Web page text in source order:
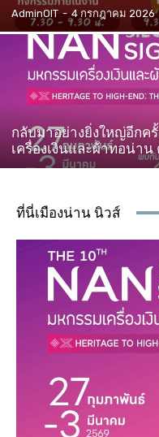
AdminOIT - 4 กรกฎาคม 2026
กลับมาอย่างยิ่งใหญ่อีกค
เครื่องเงินและผ้าทอน่าน
ที่นี่เมืองน่าน นิวส์